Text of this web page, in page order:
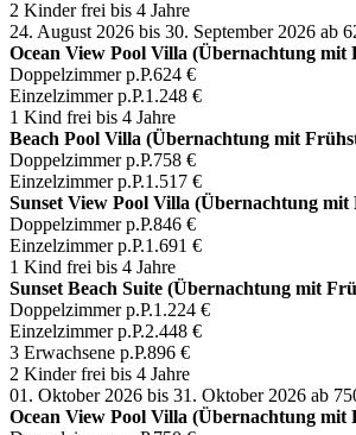
2 Kinder frei bis 4 Jahre
24. August 2026 bis 30. September 2026 ab
Ocean View Pool Villa (Übernachtung mit
Doppelzimmer p.P.624 €
Einzelzimmer p.P.1.248 €
1 Kind frei bis 4 Jahre
Beach Pool Villa (Übernachtung mit
Doppelzimmer p.P.758 €
Einzelzimmer p.P.1.517 €
Sunset View Pool Villa (Übernachtung
Doppelzimmer p.P.846 €
Einzelzimmer p.P.1.691 €
1 Kind frei bis 4 Jahre
Sunset Beach Suite (Übernachtung mit
Doppelzimmer p.P.1.224 €
Einzelzimmer p.P.2.448 €
3 Erwachsene p.P.896 €
2 Kinder frei bis 4 Jahre
01. Oktober 2026 bis 31. Oktober 2026 ab
Ocean View Pool Villa (Übernachtung mit